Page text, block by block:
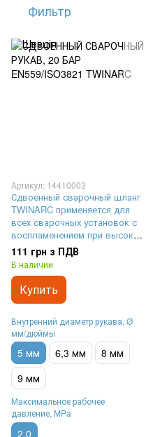
Фильтр
Артикул: 14410003
Сдвоенный сварочный шланг
TWINARC применяется для
всех сварочных установок с
воспламенением при высокой
температуре и низкой
диффузии | внутренний
диаметр Ø 5 мм,
максимальное рабочее
давление 20 Бар (2 MPa)
111 грн з ПДВ
В наличии
Купить
Внутренний диаметр рукава, Ø
мм/дюймы
5 мм 6,3 мм
8 мм
9 мм
Максимальное рабочее
давление, MPa
2,0